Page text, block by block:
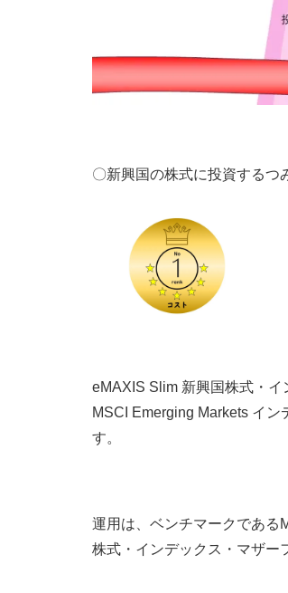
〇新興国の株式に投資するつ
eMAXIS Slim 新興国株式・
MSCI Emerging Markets イ
す。
運用は、ベンチマークである
株式・インデックス・マザー